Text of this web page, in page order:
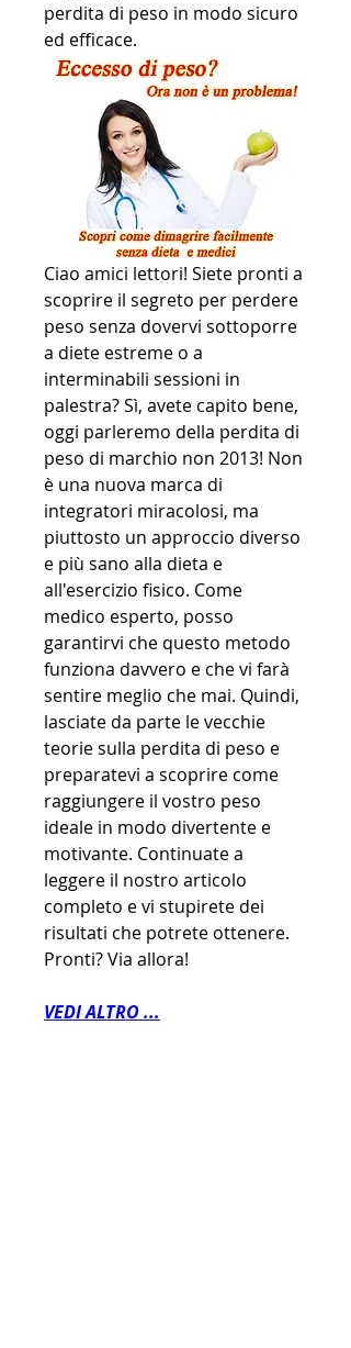
perdita di peso in modo sicuro
ed efficace.
Ciao amici lettori! Siete pronti a
scoprire il segreto per perdere
peso senza dovervi sottoporre
a diete estreme o a
interminabili sessioni in
palestra? Sì, avete capito bene,
oggi parleremo della perdita di
peso di marchio non 2013! Non
è una nuova marca di
integratori miracolosi, ma
piuttosto un approccio diverso
e più sano alla dieta e
all'esercizio fisico. Come
medico esperto, posso
garantirvi che questo metodo
funziona davvero e che vi farà
sentire meglio che mai. Quindi,
lasciate da parte le vecchie
teorie sulla perdita di peso e
preparatevi a scoprire come
raggiungere il vostro peso
ideale in modo divertente e
motivante. Continuate a
leggere il nostro articolo
completo e vi stupirete dei
risultati che potrete ottenere.
Pronti? Via allora!
VEDI ALTRO ...